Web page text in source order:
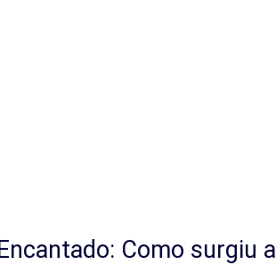
Como surgiu a